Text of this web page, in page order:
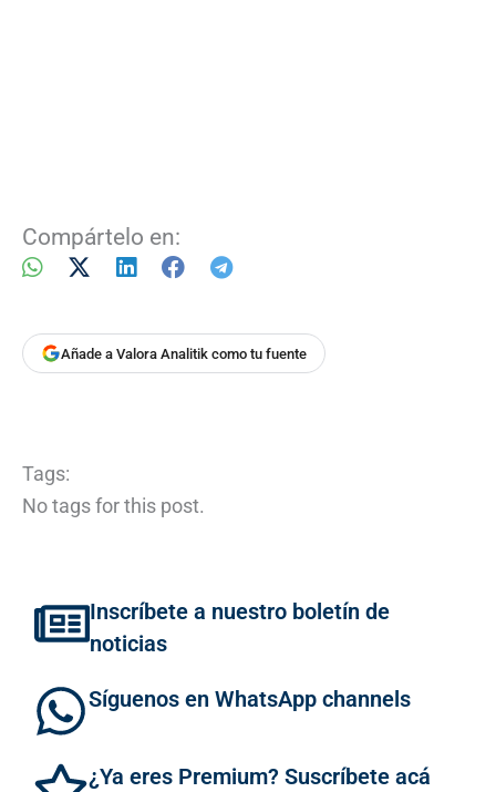
Compártelo en:
Añade a Valora Analitik como tu fuente
Tags:
No tags for this post.
Inscríbete a nuestro boletín de
noticias
Síguenos en WhatsApp channels
¿Ya eres Premium? Suscríbete acá